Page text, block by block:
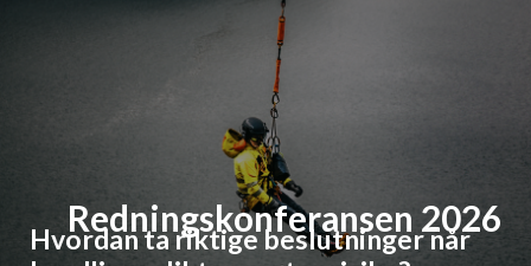
Redningskonferansen 2026
Hvordan ta riktige beslutninger når